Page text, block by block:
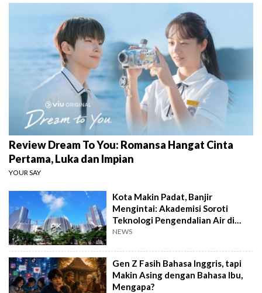
Review Dream To You: Romansa Hangat Cinta
Pertama, Luka dan Impian
YOUR SAY
Kota Makin Padat, Banjir
Mengintai: Akademisi Soroti
Teknologi Pengendalian Air di
PIK2
NEWS
Gen Z Fasih Bahasa Inggris, tapi
Makin Asing dengan Bahasa Ibu,
Mengapa?